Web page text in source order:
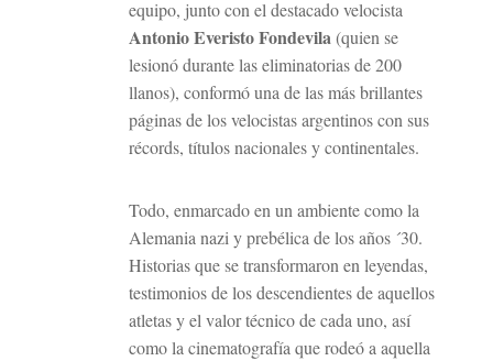
equipo, junto con el destacado velocista
Antonio Everisto Fondevila(quien se
lesionó durante las eliminatorias de 200
llanos), conformó una de las más brillantes
páginas de los velocistas argentinos con sus
récords, títulos nacionales y continentales.
Todo, enmarcado en un ambiente como la
Alemania nazi y prebélica de los años ´30.
Historias que se transformaron en leyendas,
testimonios de los descendientes de aquellos
atletas y el valor técnico de cada uno, así
como la cinematografía que rodeó a aquella